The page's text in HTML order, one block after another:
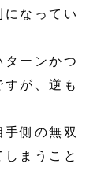
になってい
ターンかつ
が、逆も
側の無双
まうこと